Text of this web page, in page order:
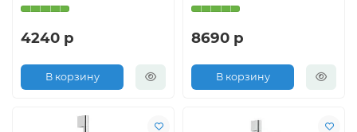
4240 р
В корзину
8690 р
В корзину